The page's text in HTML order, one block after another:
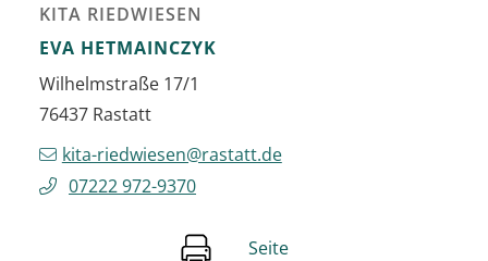
KITA RIEDWIESEN
EVA HETMAINCZYK
Wilhelmstraße 17/1
76437 Rastatt
kita-riedwiesen@rastatt.de
07222 972-9370
Seite